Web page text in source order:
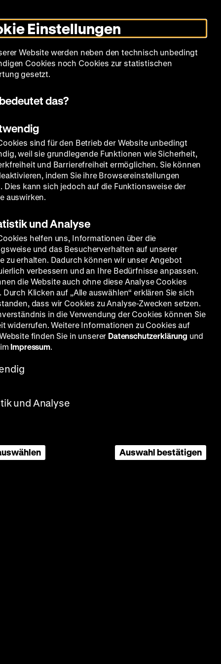
Modus
umschalten
Sprache
Filmreihen Über uns
Einstellungen
Website werden neben den technisch unbedingt
Cookies noch Cookies zur statistischen
gesetzt.
das?
sind für den Betrieb der Website unbedingt
weil sie grundlegende Funktionen wie Sicherheit,
und Barrierefreiheit ermöglichen. Sie können
indem Sie ihre Browsereinstellungen
Dies kann sich jedoch auf die Funktionsweise der
auswirken.
und Analyse
helfen uns, Informationen über die
und das Besucherverhalten auf unserer
zu erhalten. Dadurch können wir unser Angebot
verbessern und an Ihre Bedürfnisse anpassen.
die Website auch ohne diese Analyse Cookies
Durch Klicken auf „Alle auswählen“ erklären Sie sich
dass wir Cookies zu Analyse-Zwecken setzen.
in die Verwendung der Cookies können Sie
widerrufen. Weitere Informationen zu Cookies auf
finden Sie in unserer Datenschutzerklärung und
Impressum.
und Analyse
Auswahl bestätigen